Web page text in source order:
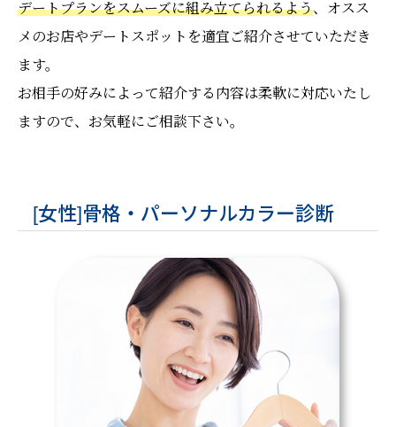
デートプランをスムーズに組み立てられるよう、オスス
メのお店やデートスポットを適宜ご紹介させていただき
ます。
お相手の好みによって紹介する内容は柔軟に対応いたし
ますので、お気軽にご相談下さい。
[女性]骨格・パーソナルカラー診断